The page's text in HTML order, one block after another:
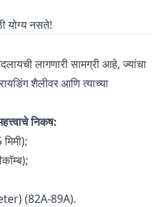
योग्य नसते!
लागणारी सामग्री आहे, ज्यांचा
शैलीवर आणि त्याच्या
निकष:
(82A-89A).